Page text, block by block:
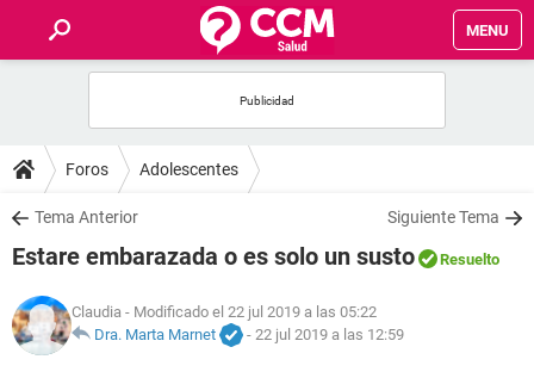
MENU
FOROS
SALUD
NUTRICIÓN
Foros Adolescentes
Tema Anterior Siguiente Tema
Estare embarazada o es solo un susto Resuelto
Claudia - Modificado el 22 jul 2019 a las 05:22
Dra. Marta Marnet
- 22 jul 2019 a las 12:59